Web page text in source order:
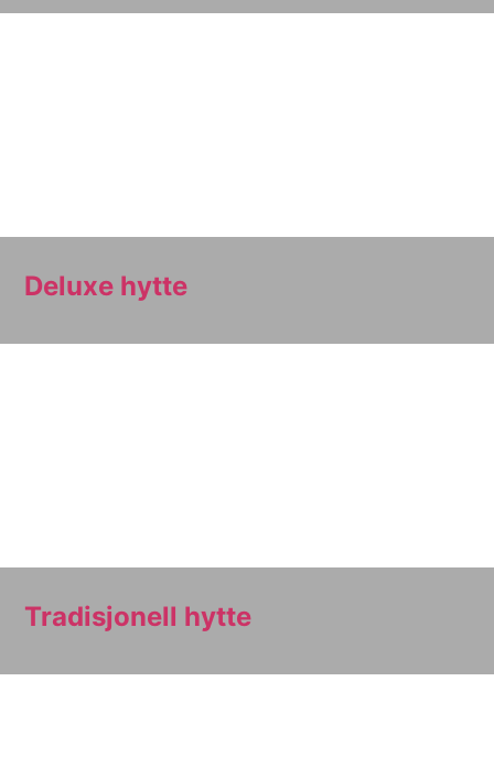
Deluxe hytte
Tradisjonell hytte